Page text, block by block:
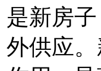
是新房
外供应